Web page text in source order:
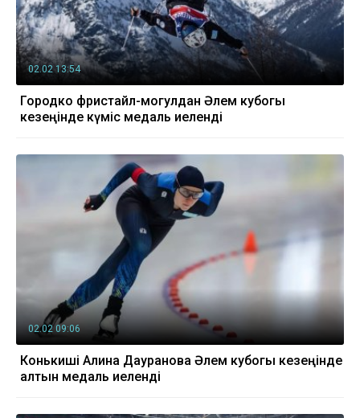
02.02 13:54
Городко фристайл-могулдан Әлем кубогы
кезеңінде күміс медаль иеленді
02.02 09:06
Конькиші Алина Дауранова Әлем кубогы кезеңінде
алтын медаль иеленді